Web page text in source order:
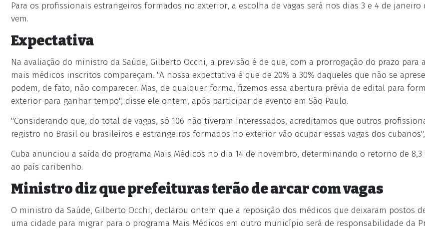
Para os profissionais estrangeiros formados no exterior, a escolha de vagas será nos dias 3 e 4 de janeiro
vem.
Expectativa
Na avaliação do ministro da Saúde, Gilberto Occhi, a previsão é de que, com a prorrogação do prazo para
mais médicos inscritos compareçam. "A nossa expectativa é que de 20% a 30% daqueles que não se
podem, de fato, não comparecer. Mas, de qualquer forma, fizemos essa abertura prévia de edital para
exterior para ganhar tempo", disse ele ontem, após participar de evento em São Paulo.
"Considerando que, do total de vagas, só 106 não tiveram interessados, acreditamos que outros
registro no Brasil ou brasileiros e estrangeiros formados no exterior vão ocupar essas vagas dos
Cuba anunciou a saída do programa Mais Médicos no dia 14 de novembro, determinando o retorno de
ao país caribenho.
Ministro diz que prefeituras terão de arcar com vagas
O ministro da Saúde, Gilberto Occhi, declarou ontem que a reposição dos médicos que deixaram postos
uma cidade para migrar para o programa Mais Médicos em outro município será de responsabilidade da